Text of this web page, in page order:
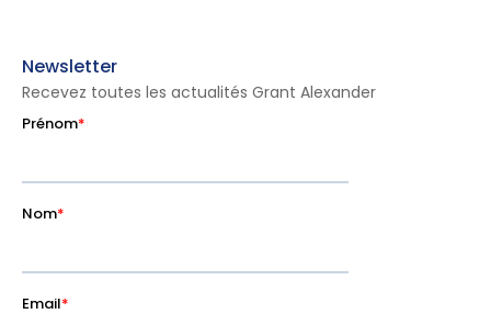
Newsletter
Recevez toutes les actualités Grant Alexander